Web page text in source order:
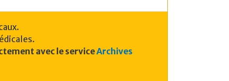
avec le serviceArchives